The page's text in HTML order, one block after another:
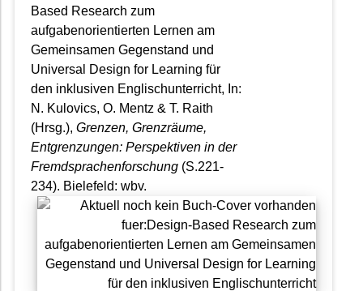
Based Research zum
aufgabenorientierten Lernen am
Gemeinsamen Gegenstand und
Universal Design for Learning für
den inklusiven Englischunterricht, In:
N. Kulovics, O. Mentz & T. Raith
(Hrsg.), Grenzen, Grenzräume,
Entgrenzungen: Perspektiven in der
Fremdsprachenforschung (S.221-
234). Bielefeld: wbv.